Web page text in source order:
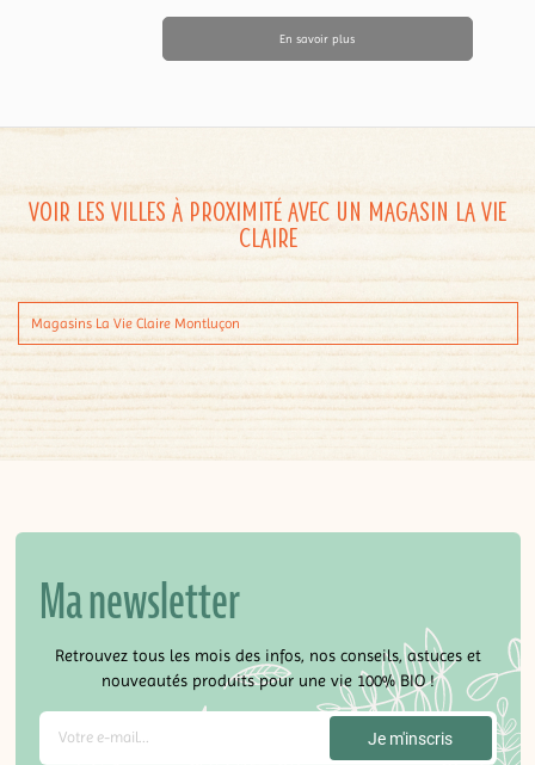
En savoir plus
Voir les villes à proximité avec un magasin La Vie
Claire
Magasins La Vie Claire Montluçon
Ma newsletter
Retrouvez tous les mois des infos, nos conseils, astuces et
nouveautés produits pour une vie 100% BIO !